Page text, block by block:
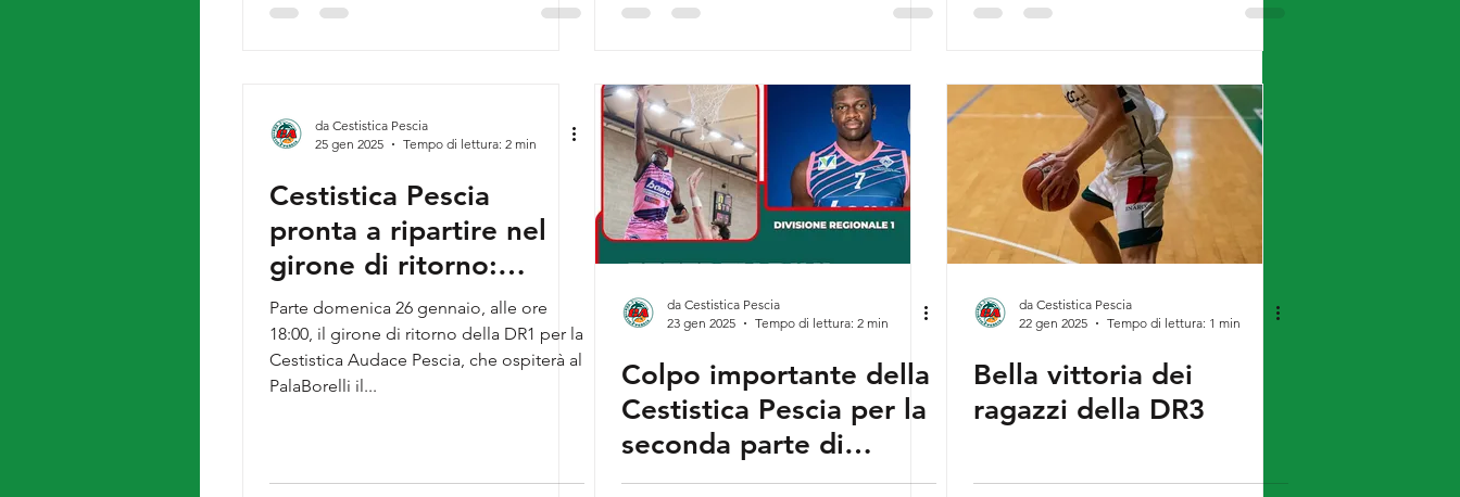
da Cestistica Pescia
25 gen 2025
Tempo di lettura: 2 min
Cestistica Pescia
pronta a ripartire nel
girone di ritorno:
domenica sfida al
PalaBorelli contro il
Basket Valdicornia
Parte domenica 26 gennaio, alle ore
18:00, il girone di ritorno della DR1 per la
Cestistica Audace Pescia, che ospiterà al
PalaBorelli il...
da Cestistica Pescia
23 gen 2025
Tempo di lettura: 2 min
Colpo importante della
Cestistica Pescia per la
seconda parte di
stagione
da Cestistica Pescia
22 gen 2025
Tempo di lettura: 1 min
Bella vittoria dei
ragazzi della DR3